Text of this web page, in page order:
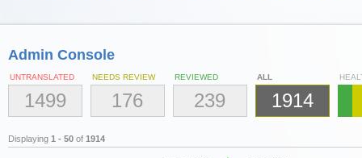
Admin Console
UNTRANSLATED
1499
NEEDS REVIEW
176
REVIEWED
239
ALL
1914
Displaying 1 - 50 of 1914